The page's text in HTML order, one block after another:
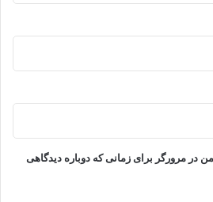
در مرورگر برای زمانی که دوباره دیدگاهی